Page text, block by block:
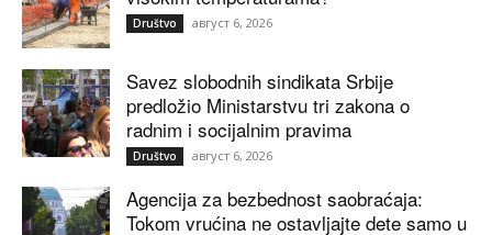
Društvo август 6, 2026
Savez slobodnih sindikata Srbije
predložio Ministarstvu tri zakona o
radnim i socijalnim pravima
Društvo август 6, 2026
Agencija za bezbednost saobraćaja:
Tokom vrućina ne ostavljajte dete samo u